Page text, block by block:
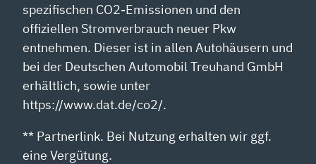
spezifischen CO2-Emissionen und den
offiziellen Stromverbrauch neuer Pkw
entnehmen. Dieser ist in allen Autohäusern und
bei der Deutschen Automobil Treuhand GmbH
erhältlich, sowie unter
https://www.dat.de/co2/.
** Partnerlink. Bei Nutzung erhalten wir ggf.
eine Vergütung.